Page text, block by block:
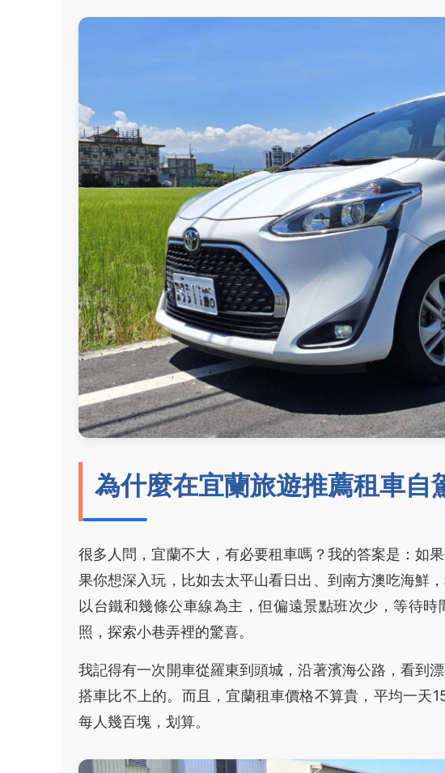
為什麼在宜蘭旅遊推薦租車自
很多人問，宜蘭不大，有必要租車嗎？我的答案是：如
果你想深入玩，比如去太平山看日出、到南方澳吃海鮮
以台鐵和幾條公車線為主，但偏遠景點班次少，等待
照，探索小巷弄裡的驚喜。
我記得有一次開車從羅東到頭城，沿著濱海公路，看到
搭車比不上的。而且，宜蘭租車價格不算貴，平均一天
每人幾百塊，划算。